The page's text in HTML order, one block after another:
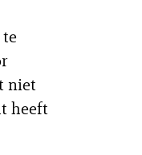
niet
heeft